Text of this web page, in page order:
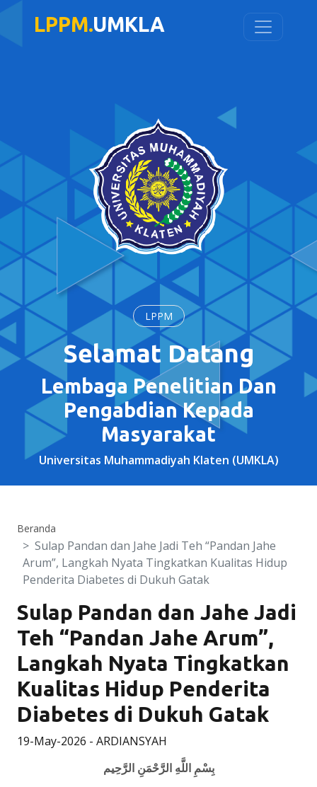
LPPM.UMKLA
LPPM
Selamat Datang
Lembaga Penelitian Dan
Pengabdian Kepada
Masyarakat
Universitas Muhammadiyah Klaten (UMKLA)
Beranda
Sulap Pandan dan Jahe Jadi Teh “Pandan Jahe
Arum”, Langkah Nyata Tingkatkan Kualitas Hidup
Penderita Diabetes di Dukuh Gatak
Sulap Pandan dan Jahe Jadi
Teh “Pandan Jahe Arum”,
Langkah Nyata Tingkatkan
Kualitas Hidup Penderita
Diabetes di Dukuh Gatak
19-May-2026 - ARDIANSYAH
بِسْمِ اللَّهِ الرَّحْمَنِ الرَّحِيم